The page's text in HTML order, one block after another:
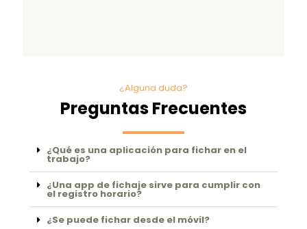
¿Alguna duda?
Preguntas Frecuentes
¿Qué es una aplicación para fichar en el
trabajo?
¿Una app de fichaje sirve para cumplir con
el registro horario?
¿Se puede fichar desde el móvil?